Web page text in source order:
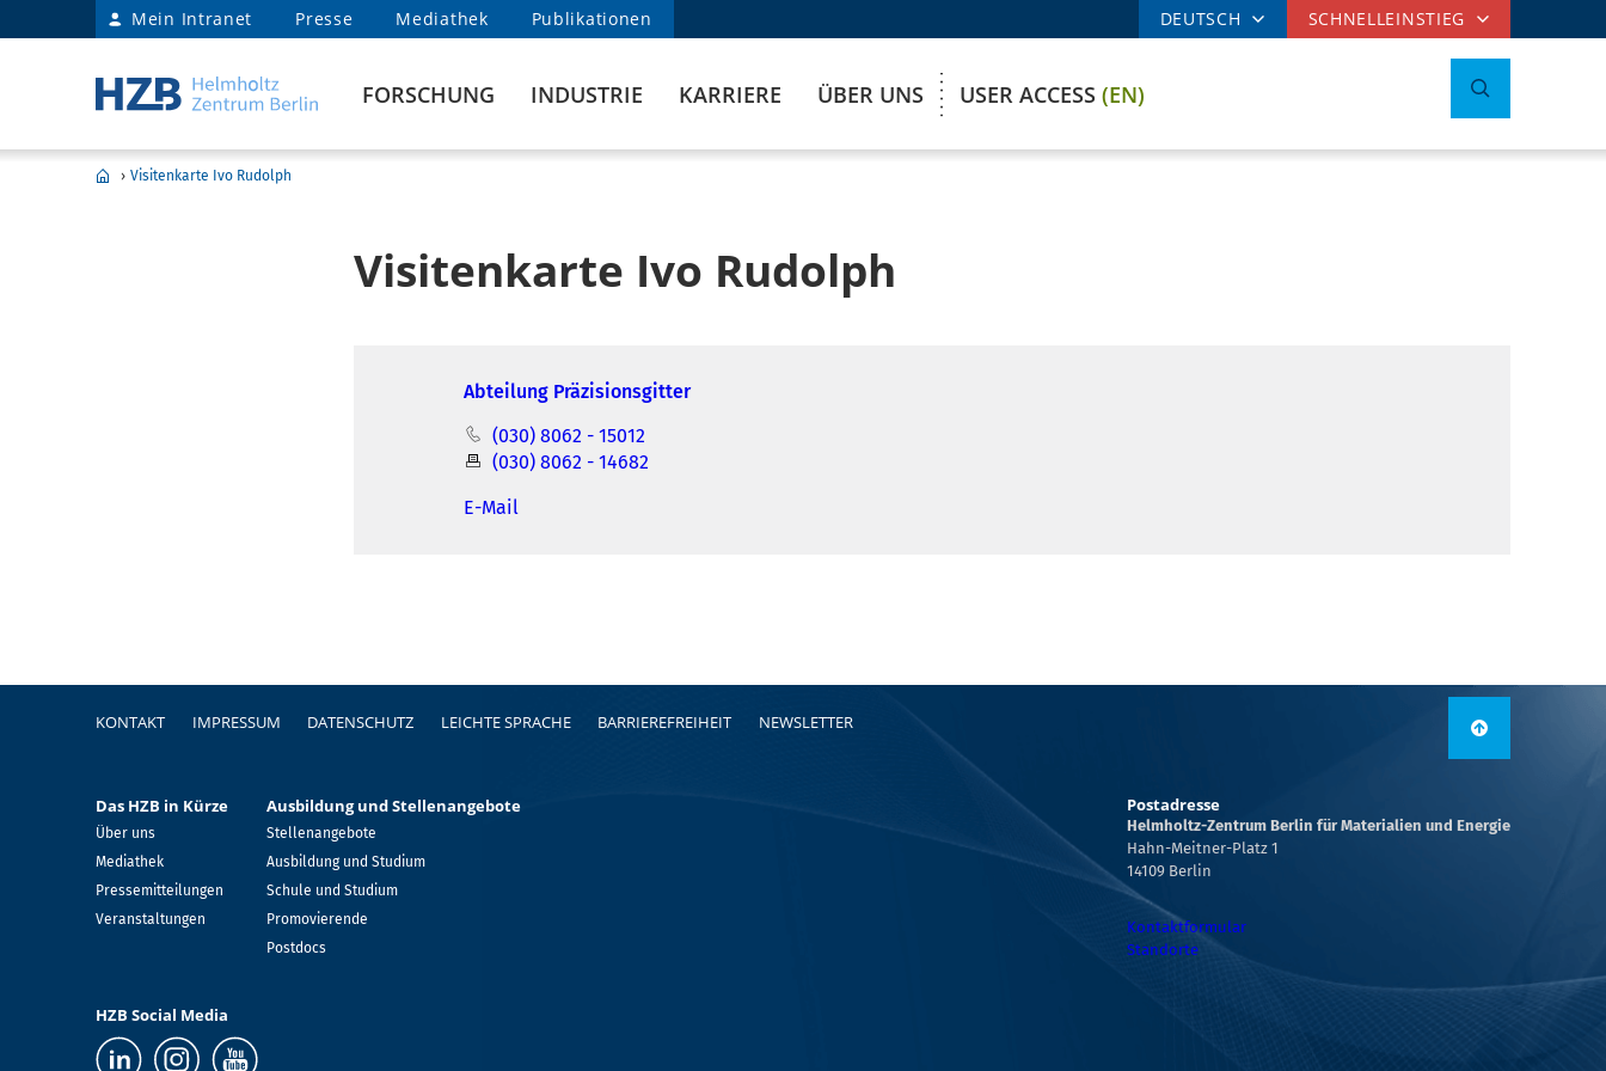
Mein Intranet Presse Mediathek Publikationen DEUTSCH SCHNELLEINSTIEG
FORSCHUNG INDUSTRIE KARRIERE ÜBER UNS USER ACCESS (EN)
› Visitenkarte Ivo Rudolph
Visitenkarte Ivo Rudolph
Abteilung Präzisionsgitter
(030) 8062 - 15012
(030) 8062 - 14682
E-Mail
Fußzeile
KONTAKT IMPRESSUM DATENSCHUTZ LEICHTE SPRACHE BARRIEREFREIHEIT NEWSLETTER
Das HZB in Kürze
Über uns
Mediathek
Pressemitteilungen
Veranstaltungen
Ausbildung und Stellenangebote
Stellenangebote
Ausbildung und Studium
Schule und Studium
Promovierende
Postdocs
Postadresse
Helmholtz-Zentrum Berlin für Materialien und Energie
Hahn-Meitner-Platz 1
14109 Berlin
Kontaktformular
Standorte
HZB Social Media